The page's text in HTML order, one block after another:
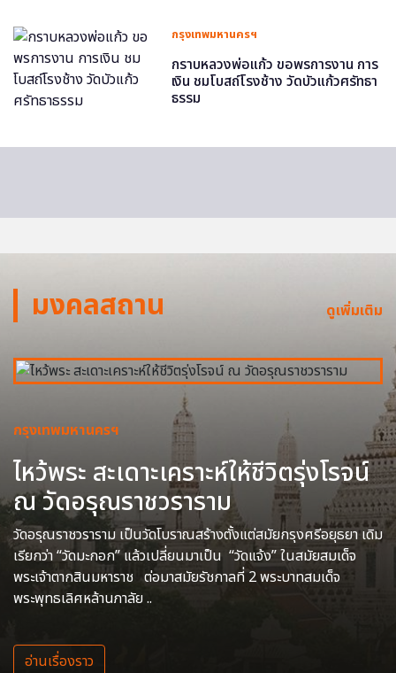
กรุงเทพมหานครฯ
กราบหลวงพ่อแก้ว ขอพรการงาน การ
เงิน ชมโบสถ์โรงช้าง วัดบัวแก้วศรัทธา
ธรรม
มงคลสถาน ดูเพิ่มเติม
กรุงเทพมหานครฯ
ไหว้พระ สะเดาะเคราะห์ให้ชีวิตรุ่งโรจน์
ณ วัดอรุณราชวราราม
วัดอรุณราชวราราม เป็นวัดโบราณสร้างตั้งแต่สมัยกรุงศรีอยุธยา เดิม
เรียกว่า “วัดมะกอก” แล้วเปลี่ยนมาเป็น “วัดแจ้ง” ในสมัยสมเด็จ
พระเจ้าตากสินมหาราช ต่อมาสมัยรัชกาลที่ 2 พระบาทสมเด็จ
พระพุทธเลิศหล้านภาลัย ..
อ่านเรื่องราว